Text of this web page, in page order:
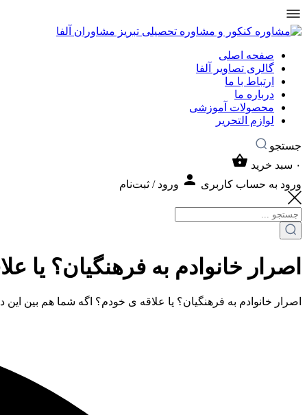
صفحه اصلی
گالری تصاویر آلفا
ارتباط با ما
درباره ما
محصولات آموزشی
لوازم التحریر
جستجو
۰ سبد خرید
ورود به حساب کاربری
ورود / ثبت‌نام
اصرار خانوادم به فرهنگیان؟ یا
اصرار خانوادم به فرهنگیان؟ یا علاقه ی خودم؟ اگه شما هم